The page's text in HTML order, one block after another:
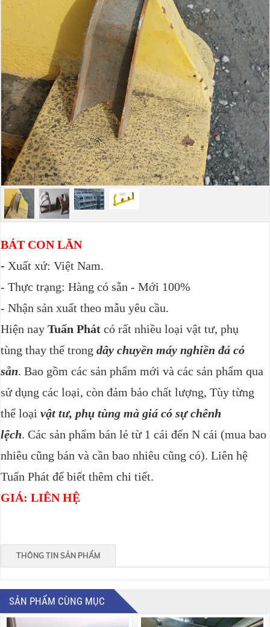
BÁT CON LĂN
- Xuất xứ: Việt Nam.
- Thực trạng: Hàng có sẵn - Mới 100%
- Nhận sản xuất theo mẫu yêu cầu.
Hiện nay Tuấn Phát có rất nhiều loại vật tư, phụ
tùng thay thế trong dây chuyền máy nghiền đá có
sẵn. Bao gồm các sản phẩm mới và các sản phẩm qua
sử dụng các loại, còn đảm bảo chất lượng, Tùy từng
thể loại vật tư, phụ tùng mà giá có sự chênh
lệch. Các sản phẩm bán lẻ từ 1 cái đến N cái (mua bao
nhiêu cũng bán và cần bao nhiêu cũng có). Liên hệ
Tuấn Phát để biết thêm chi tiết.
GIÁ: LIÊN HỆ
THÔNG TIN SẢN PHẨM
SẢN PHẨM CÙNG MỤC